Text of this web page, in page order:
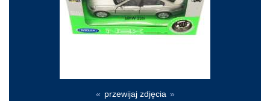
« przewijaj zdjęcia »